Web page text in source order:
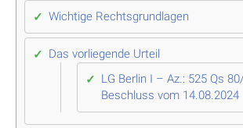
Wichtige Rechtsgrundlagen
Das vorliegende Urteil
LG Berlin I – Az.: 525 Qs
Beschluss vom 14.08.2024